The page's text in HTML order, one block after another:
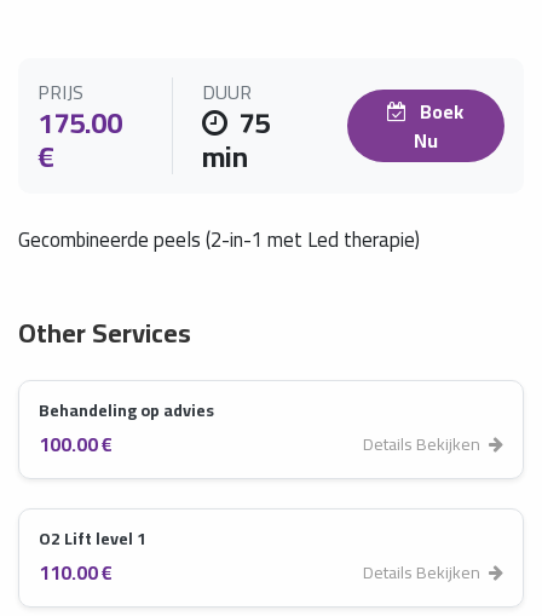
PRIJS
175.00
€
DUUR
75
min
Boek
Nu
Gecombineerde peels (2-in-1 met Led therapie)
Other Services
Behandeling op advies
100.00 € Details Bekijken
O2 Lift level 1
110.00 € Details Bekijken